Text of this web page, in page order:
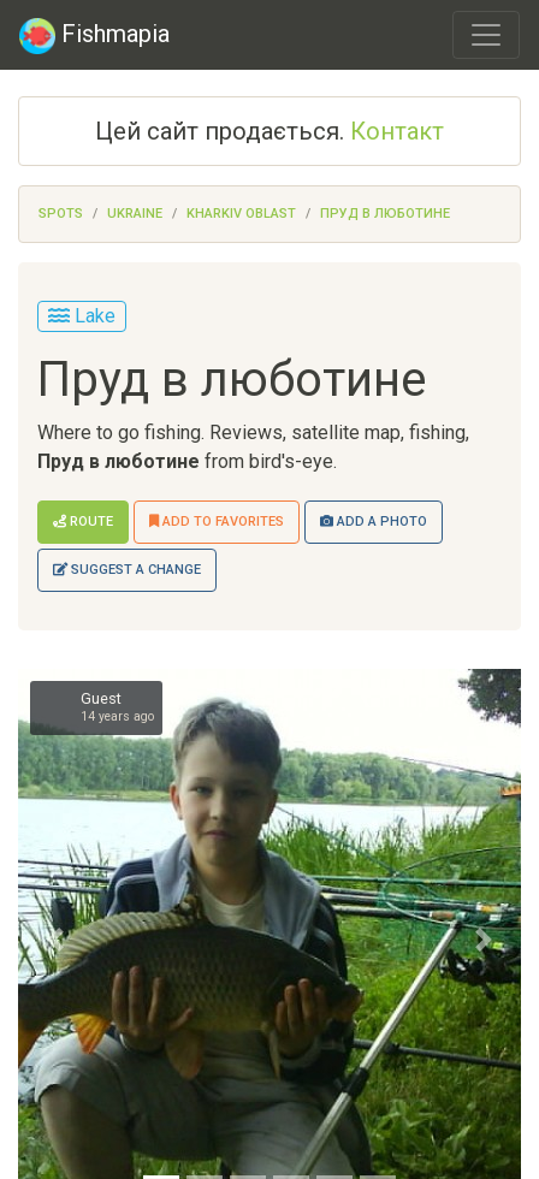
Fishmapia
Цей сайт продається. Контакт
SPOTS UKRAINE KHARKIV OBLAST ПРУД В ЛЮБОТИНЕ
Lake
Пруд в люботине
Where to go fishing. Reviews, satellite map, fishing,
Пруд в люботине from bird's-eye.
ROUTE ADD TO FAVORITES ADD A PHOTO
SUGGEST A CHANGE
Guest
14 years ago
Prev Next